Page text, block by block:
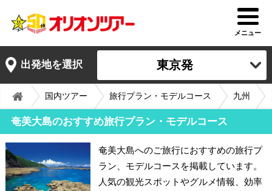
メニュー
出発地を選択 東京発
国内ツアー 旅行プラン・モデルコース 九州
奄美大島のおすすめ旅行プラン・モデルコース
奄美大島へのご旅行におすすめの旅行プ
ラン、モデルコースを掲載しています。
人気の観光スポットやグルメ情報、効率